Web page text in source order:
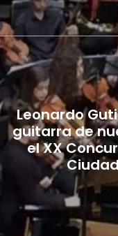
Skip
to
content
Leonardo
guitarra de
el XX